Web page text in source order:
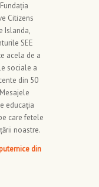
Citizens
Islanda,
SEE
acela de a
sociale a
din 50
educația
care fetele
noastre.
din